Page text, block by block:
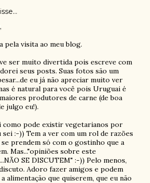
pela visita ao meu blog.
ser muito divertida pois escreve com
seus posts. Suas fotos são um
eu já não apreciar muito ver
é natural para você pois Uruguai é
produtores de carne (de boa
julgo eu!).
como pode existir vegetarianos por
sei :-)) Tem a ver com um rol de razões
se prendem só com o gostinho que a
Mas..."opiniões sobre este
SE DISCUTEM" :-)) Pelo menos,
Adoro fazer amigos e podem
alimentação que quiserem, que eu não